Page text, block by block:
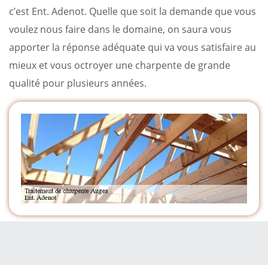
c’est Ent. Adenot. Quelle que soit la demande que vous
voulez nous faire dans le domaine, on saura vous
apporter la réponse adéquate qui va vous satisfaire au
mieux et vous octroyer une charpente de grande
qualité pour plusieurs années.